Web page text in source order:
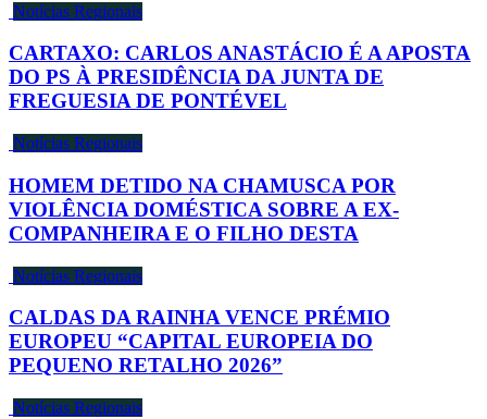
Notícias Regionais
CARTAXO: CARLOS ANASTÁCIO É A APOSTA
DO PS À PRESIDÊNCIA DA JUNTA DE
FREGUESIA DE PONTÉVEL
Notícias Regionais
HOMEM DETIDO NA CHAMUSCA POR
VIOLÊNCIA DOMÉSTICA SOBRE A EX-
COMPANHEIRA E O FILHO DESTA
Notícias Regionais
CALDAS DA RAINHA VENCE PRÉMIO
EUROPEU “CAPITAL EUROPEIA DO
PEQUENO RETALHO 2026”
Notícias Regionais